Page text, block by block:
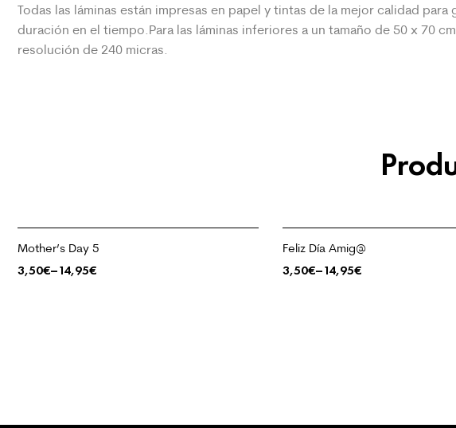
Todas las láminas están impresas en papel y tintas de la mejor calidad para
duración en el tiempo.Para las láminas inferiores a un tamaño de 50 x 70
resolución de 240 micras.
Mother’s Day 5
3,50€–14,95€
Feliz Día Amig@
3,50€–14,95€